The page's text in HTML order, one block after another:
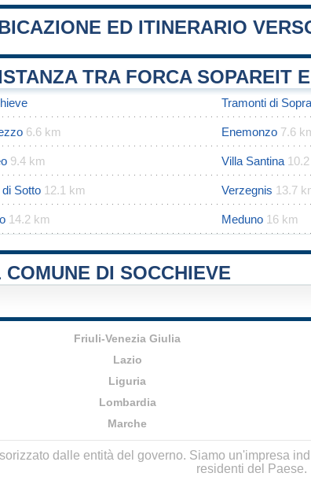
ED ITINERARIO
TRA FORCA SOPAREIT
Tramonti di Sopra
6.6 km Enemonzo 7.6
9.4 km Villa Santina
di Sotto 12.1 km Verzegnis 13.7
14.2 km Meduno 16 km
COMUNE DI SOCCHIEVE
Friuli-Venezia Giulia
Lazio
Liguria
Lombardia
Marche
dalle entità del governo. Siamo un'impresa
residenti del Paese.